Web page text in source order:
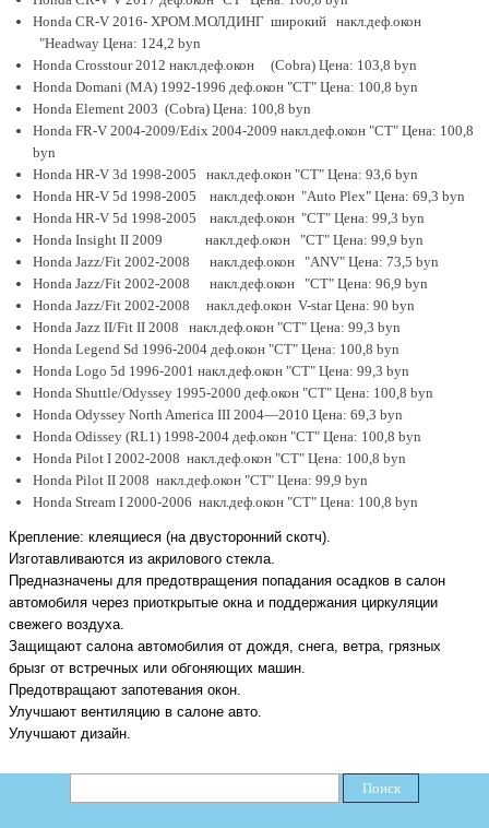
Honda CR-V 2016- ХРОМ.МОЛДИНГ широкий накл.деф.окон
"Headway Цена: 124,2 byn
Honda Crosstour 2012 накл.деф.окон (Cobra) Цена: 103,8 byn
Honda Domani (MA) 1992-1996 деф.окон "CT" Цена: 100,8 byn
Honda Element 2003 (Cobra) Цена: 100,8 byn
Honda FR-V 2004-2009/Edix 2004-2009 накл.деф.окон "CT" Цена: 100,8
byn
Honda HR-V 3d 1998-2005 накл.деф.окон "CT" Цена: 93,6 byn
Honda HR-V 5d 1998-2005 накл.деф.окон "Auto Plex" Цена: 69,3 byn
Honda HR-V 5d 1998-2005 накл.деф.окон "CT" Цена: 99,3 byn
Honda Insight II 2009 накл.деф.окон "CT" Цена: 99,9 byn
Honda Jazz/Fit 2002-2008 накл.деф.окон "ANV" Цена: 73,5 byn
Honda Jazz/Fit 2002-2008 накл.деф.окон "CT" Цена: 96,9 byn
Honda Jazz/Fit 2002-2008 накл.деф.окон V-star Цена: 90 byn
Honda Jazz II/Fit II 2008 накл.деф.окон "CT" Цена: 99,3 byn
Honda Legend Sd 1996-2004 деф.окон "CT" Цена: 100,8 byn
Honda Logo 5d 1996-2001 накл.деф.окон "CT" Цена: 99,3 byn
Honda Shuttle/Odyssey 1995-2000 деф.окон "CT" Цена: 100,8 byn
Honda Odyssey North America III 2004—2010 Цена: 69,3 byn
Honda Odissey (RL1) 1998-2004 деф.окон "CT" Цена: 100,8 byn
Honda Pilot I 2002-2008 накл.деф.окон "CT" Цена: 100,8 byn
Honda Pilot II 2008 накл.деф.окон "CT" Цена: 99,9 byn
Honda Stream I 2000-2006 накл.деф.окон "CT" Цена: 100,8 byn
Крепление: клеящиеся (на двусторонний скотч).
Изготавливаются из акрилового стекла.
Предназначены для предотвращения попадания осадков в салон
автомобиля через приоткрытые окна и поддержания циркуляции
свежего воздуха.
Защищают салона автомобилия от дождя, снега, ветра, грязных
брызг от встречных или обгоняющих машин.
Предотвращают запотевания окон.
Улучшают вентиляцию в салоне авто.
Улучшают дизайн.
Поиск